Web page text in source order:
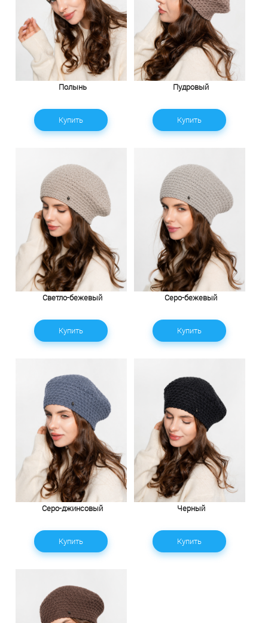
Полынь
Купить
Пудровый
Купить
Светло-бежевый
Купить
Серо-бежевый
Купить
Серо-джинсовый
Купить
Черный
Купить